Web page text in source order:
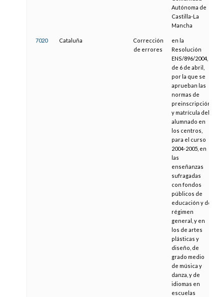
Autónoma de
Castilla-La
Mancha
7020 Cataluña
Corrección
de errores
en la
Resolución
ENS/896/2004,
de 6 de abril,
por la que se
aprueban las
normas de
preinscripción
y matrícula del
alumnado en
los centros,
para el curso
2004-2005, en
las
enseñanzas
sufragadas
con fondos
públicos de
educación y de
régimen
general, y en
los de artes
plásticas y
diseño, de
grado medio
de música y
danza, y de
idiomas en
escuelas